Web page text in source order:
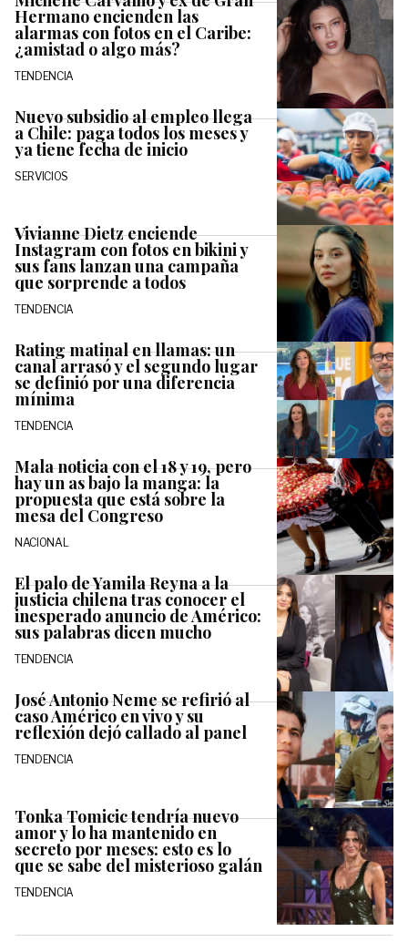
Hermano encienden las
alarmas con fotos en el Caribe:
¿amistad o algo más?
TENDENCIA
Nuevo subsidio al empleo llega
a Chile: paga todos los meses y
ya tiene fecha de inicio
SERVICIOS
Vivianne Dietz enciende
Instagram con fotos en bikini y
sus fans lanzan una campaña
que sorprende a todos
TENDENCIA
Rating matinal en llamas: un
canal arrasó y el segundo lugar
se definió por una diferencia
mínima
TENDENCIA
Mala noticia con el 18 y 19, pero
hay un as bajo la manga: la
propuesta que está sobre la
mesa del Congreso
NACIONAL
El palo de Yamila Reyna a la
justicia chilena tras conocer el
inesperado anuncio de Américo:
sus palabras dicen mucho
TENDENCIA
José Antonio Neme se refirió al
caso Américo en vivo y su
reflexión dejó callado al panel
TENDENCIA
Tonka Tomicic tendría nuevo
amor y lo ha mantenido en
secreto por meses: esto es lo
que se sabe del misterioso galán
TENDENCIA